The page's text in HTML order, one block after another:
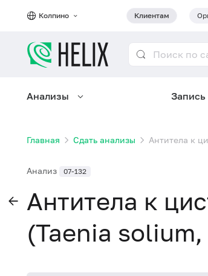
Колпино Клиентам
Анализы Запись
Главная Сдать анализы Антитела к
Анализ 07-132
Антитела к
(Taenia